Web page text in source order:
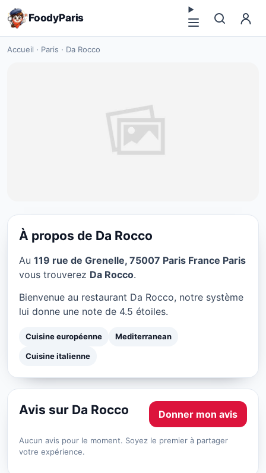
FoodyParis
Accueil · Paris · Da Rocco
Da Rocco à Paris
À propos de Da Rocco
Au 119 rue de Grenelle, 75007 Paris France Paris
vous trouverez Da Rocco.
Bienvenue au restaurant Da Rocco, notre système
lui donne une note de 4.5 étoiles.
Cuisine européenne Mediterranean
Cuisine italienne
Avis sur Da Rocco Donner mon avis
Aucun avis pour le moment. Soyez le premier à partager
votre expérience.